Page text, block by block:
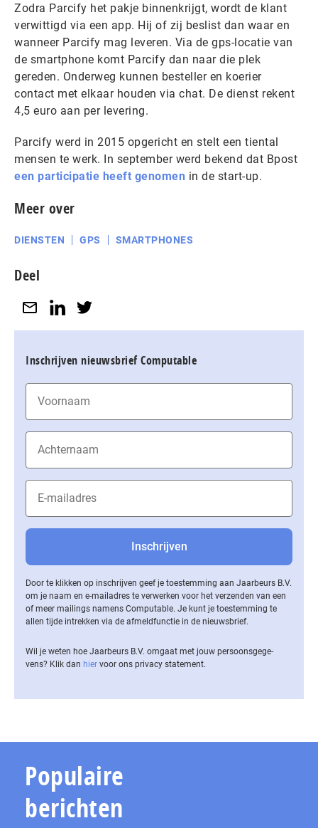
Zodra Parcify het pakje binnenkrijgt, wordt de klant
verwittigd via een app. Hij of zij beslist dan waar en
wanneer Parcify mag leveren. Via de gps-locatie van
de smartphone komt Parcify dan naar die plek
gereden. Onderweg kunnen besteller en koerier
contact met elkaar houden via chat. De dienst rekent
4,5 euro aan per levering.
Parcify werd in 2015 opgericht en stelt een tiental
mensen te werk. In september werd bekend dat Bpost
een participatie heeft genomen in de start-up.
Meer over
DIENSTEN GPS SMARTPHONES
Deel
Inschrijven nieuwsbrief Computable
Door te klikken op inschrijven geef je toestemming aan Jaarbeurs B.V.
om je naam en e-mailadres te verwerken voor het verzenden van een
of meer mailings namens Computable. Je kunt je toestemming te
allen tijde intrekken via de af­meld­func­tie in de nieuwsbrief.
Wil je weten hoe Jaarbeurs B.V. omgaat met jouw per­soons­ge­ge­
vens? Klik dan hier voor ons privacy statement.
Populaire
berichten